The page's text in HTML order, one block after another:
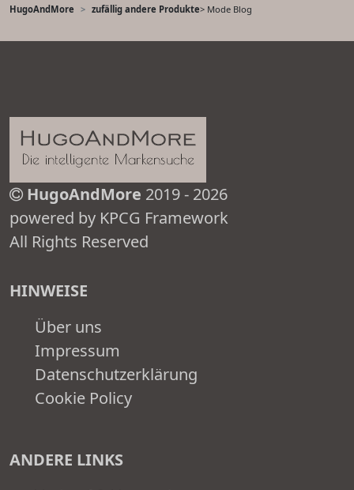
HugoAndMore zufällig andere Produkte> Mode Blog
HugoAndMore 2019 - 2026
powered by KPCG Framework
All Rights Reserved
HINWEISE
Über uns
Impressum
Datenschutzerklärung
Cookie Policy
ANDERE LINKS